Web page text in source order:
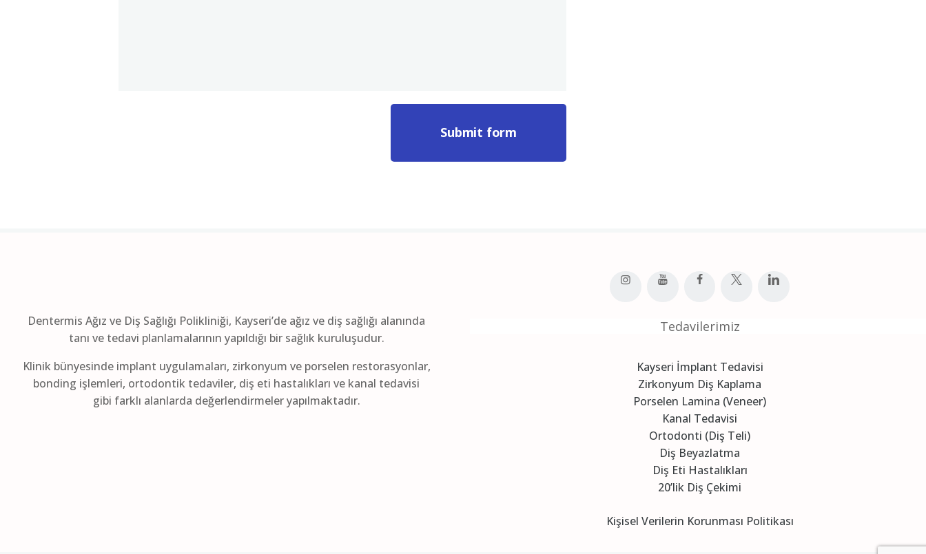
Dentermis Ağız ve Diş Sağlığı Polikliniği, Kayseri’de ağız ve diş sağlığı alanında
tanı ve tedavi planlamalarının yapıldığı bir sağlık kuruluşudur.
Klinik bünyesinde implant uygulamaları, zirkonyum ve porselen restorasyonlar,
bonding işlemleri, ortodontik tedaviler, diş eti hastalıkları ve kanal tedavisi
gibi farklı alanlarda değerlendirmeler yapılmaktadır.
Tedavilerimiz
Kayseri İmplant Tedavisi
Zirkonyum Diş Kaplama
Porselen Lamina (Veneer)
Kanal Tedavisi
Ortodonti (Diş Teli)
Diş Beyazlatma
Diş Eti Hastalıkları
20’lik Diş Çekimi
Kişisel Verilerin Korunması Politikası